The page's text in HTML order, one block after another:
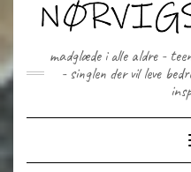
madglæde i alle aldre -
- singlen der vil leve